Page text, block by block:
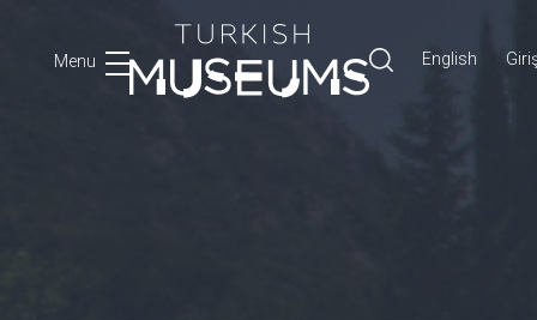
Menu
English